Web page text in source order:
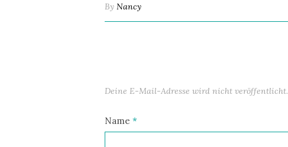
By Nancy
Deine E-Mail-Adresse wird nicht veröffentlicht.
Name *